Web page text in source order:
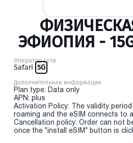
ЭФИОПИЯ -
Оператор сети
Safari 5G
Дополнительная информация
Plan type: Data only
APN: plus
Activation Policy: The validity
roaming and the eSIM connects to
Cancellation policy: Order can not
once the "install eSIM" button is